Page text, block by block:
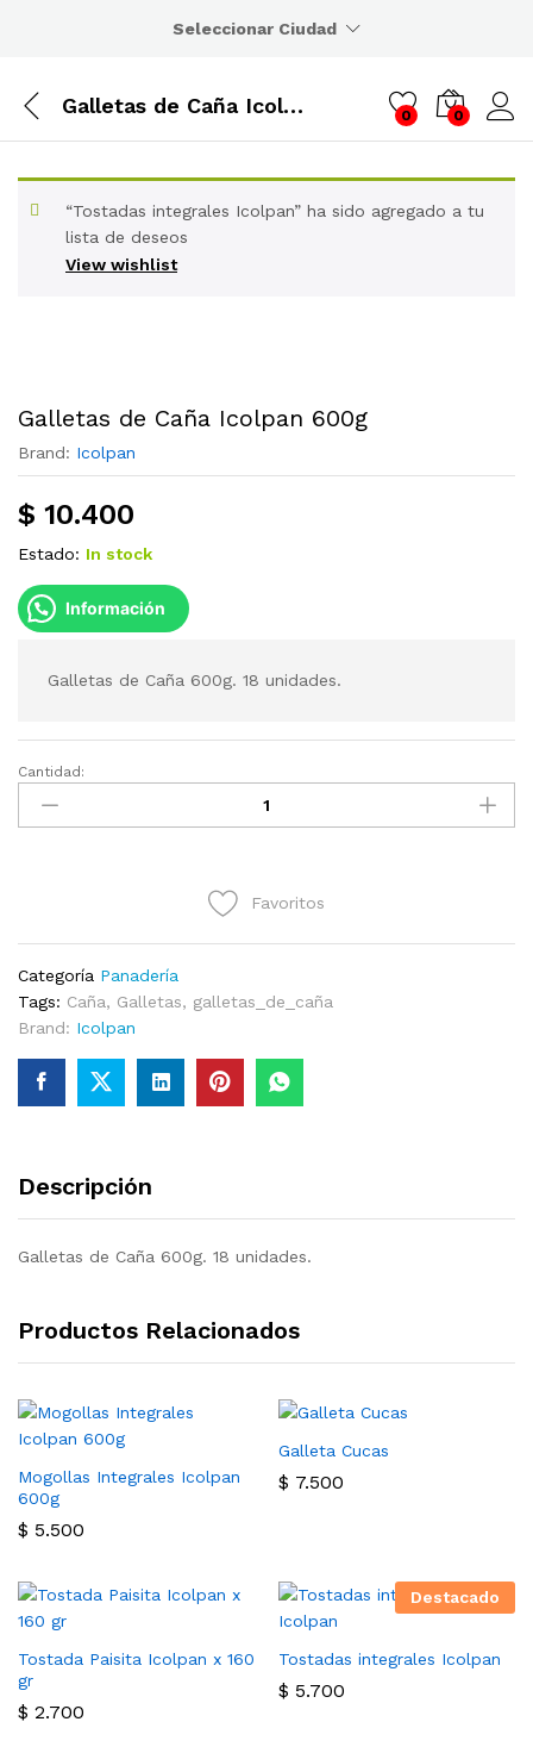
Seleccionar Ciudad
Galletas de Caña Icolpan 600g 0 0
View wishlist
“Tostadas integrales Icolpan” ha sido agregado a tu
lista de deseos
Galletas de Caña Icolpan 600g
Brand: Icolpan
$ 10.400
Estado: In stock
Información
Galletas de Caña 600g. 18 unidades.
Galletas
Caña
Cantidad:
Favoritos
Categoría Panadería
Tags: Caña, Galletas, galletas_de_caña
Brand: Icolpan
Descripción
Galletas de Caña 600g. 18 unidades.
Productos Relacionados
Mogollas Integrales Icolpan
600g
$ 5.500
Galleta Cucas
$ 7.500
Tostada Paisita Icolpan x 160
gr
$ 2.700
Destacado
Tostadas integrales Icolpan
$ 5.700